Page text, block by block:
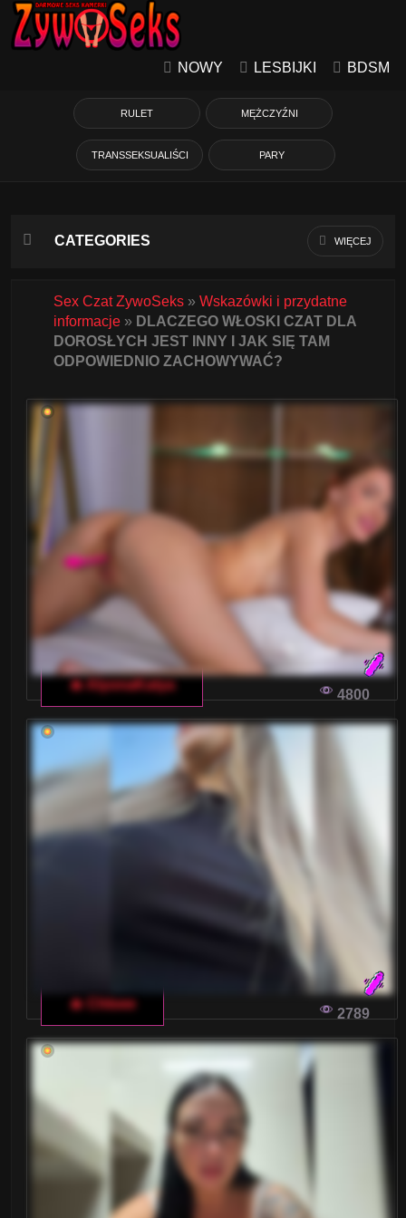
NOWY LESBIJKI BDSM
RULET MĘŻCZYŹNI
TRANSSEKSUALIŚCI PARY
CATEGORIES WIĘCEJ
Azjatycka
Babcie
Blondynki
Brunetki
Ciąża
Dojrzałe
Drobne Ciało
Duże tyłki
Gwizdy Porno
Kształtne
Laski
Latynoski
Małe piersi
Nastolatki 18+
Ogolone cipki
Palenie
Rude
Sex Grupowy
Stopy Fetysz
Studentki
Umięśnione
Sex Czat ZywoSeks » Wskazówki i przydatne
informacje » DLACZEGO WŁOSKI CZAT DLA
DOROSŁYCH JEST INNY I JAK SIĘ TAM
ODPOWIEDNIO ZACHOWYWAĆ?
🔥 AlyonaKatya
4800
🔥 Chloee
2789